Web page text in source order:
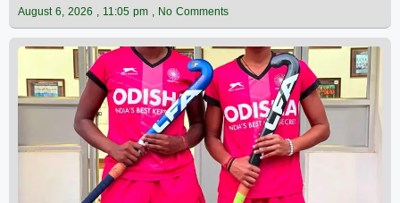
August 6, 2026 11:05 pm No Comments